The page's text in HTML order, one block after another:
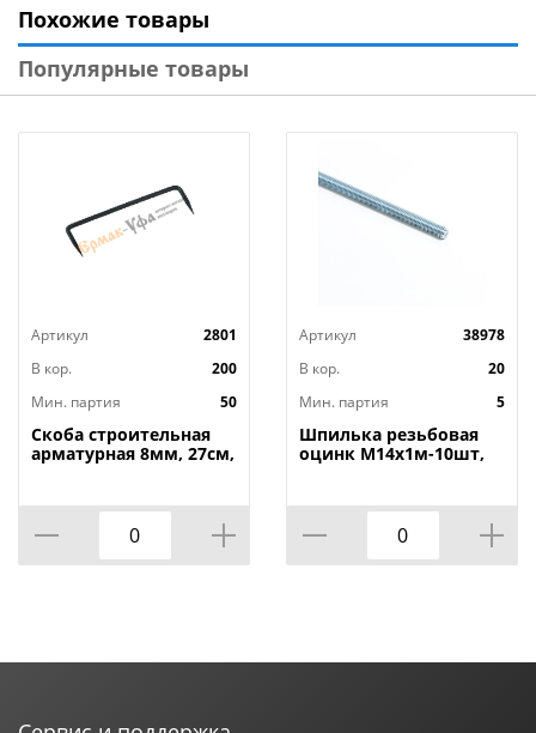
Похожие товары
Популярные товары
Артикул
2801
В кор.
200
Мин. партия
50
Скоба строительная
арматурная 8мм, 27см,
Артикул
38978
В кор.
20
Мин. партия
5
Шпилька резьбовая
оцинк М14х1м-10шт,